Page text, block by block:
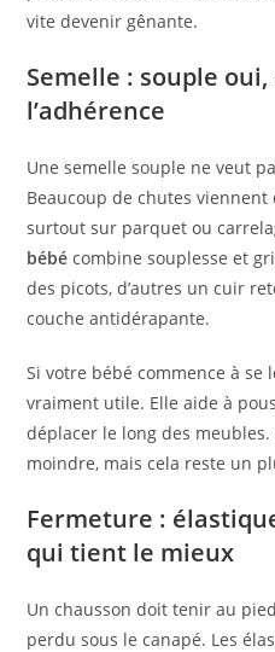
vite devenir gênante.
Semelle : souple
l’adhérence
Une semelle souple ne veut
Beaucoup de chutes viennent
surtout sur parquet ou
bébé combine souplesse et
des picots, d’autres un cuir
couche antidérapante.
Si votre bébé commence à se
vraiment utile. Elle aide à
déplacer le long des
moindre, mais cela reste un
Fermeture :
qui tient le mieux
Un chausson doit tenir au
perdu sous le canapé. Les